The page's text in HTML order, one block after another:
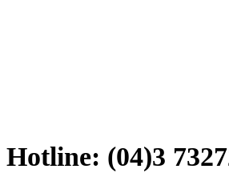
Hotline: (04)3